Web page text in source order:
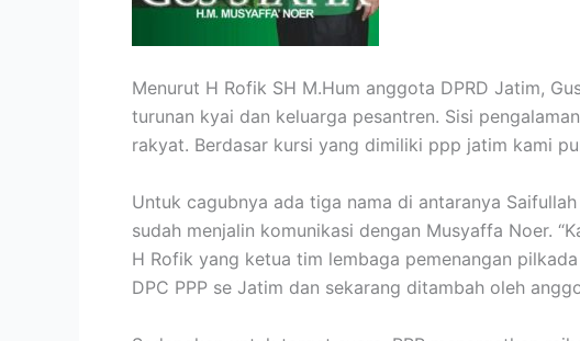
Menurut H Rofik SH M.Hum anggota DPRD Jatim,
turunan kyai dan keluarga pesantren. Sisi
rakyat. Berdasar kursi yang dimiliki ppp jatim kami
Untuk cagubnya ada tiga nama di antaranya
sudah menjalin komunikasi dengan Musyaffa Noer.
H Rofik yang ketua tim lembaga pemenangan
DPC PPP se Jatim dan sekarang ditambah oleh